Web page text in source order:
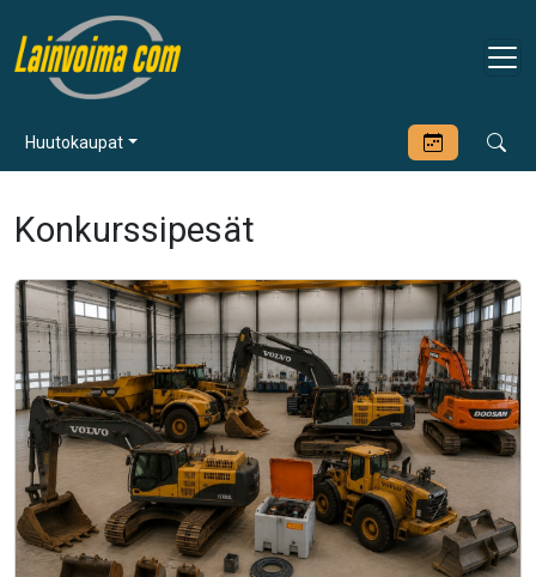
Huutokaupat
Konkurssipesät